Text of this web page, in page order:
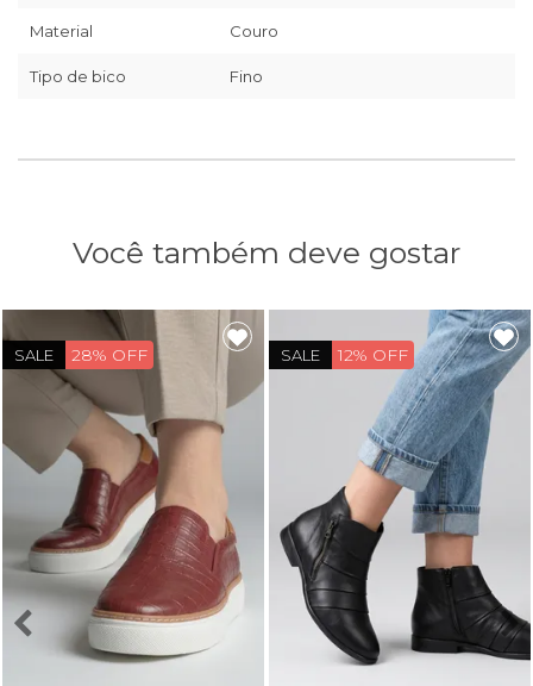
Material Couro
Tipo de bico Fino
Você também deve gostar
SALE 28% OFF SALE 12% OFF